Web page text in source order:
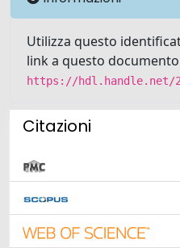
Utilizza questo
link a questo
https://hdl.handle.net/
Citazioni